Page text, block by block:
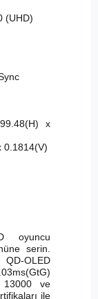
(UHD)
x
0.1814(V)
oyuncu
serin.
OLED
13000 ve
ile